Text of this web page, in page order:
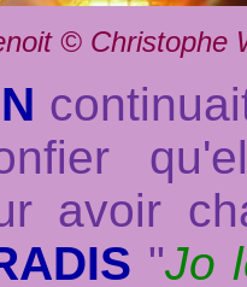
© Christophe
avoir
"Jo